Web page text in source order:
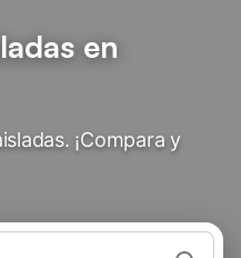
en
¡Compara y